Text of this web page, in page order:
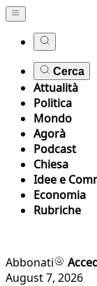
Cerca
Attualità
Politica
Mondo
Agorà
Podcast
Chiesa
Idee e
Economia
Rubriche
Abbonati
August 7, 2026